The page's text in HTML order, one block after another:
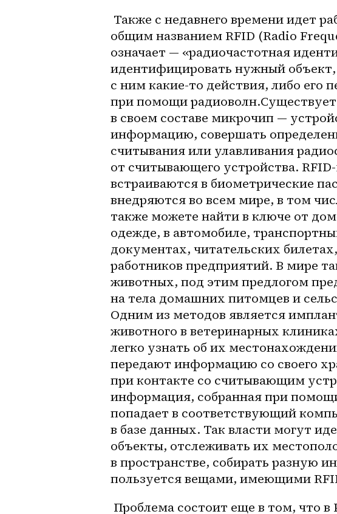
общим названием RFID (Radio
означает — «радиочастотная
идентифицировать нужный объект,
с ним какие-то действия, либо его
при помощи
в своем составе микрочип —
информацию, совершать
считывания или улавливания
от считывающего устройства.
встраиваются в биометрические
внедряются во всем мире, в том
также можете найти в ключе от
одежде, в автомобиле,
документах, читательских
работников предприятий. В мире
животных, под этим предлогом
на тела домашних питомцев и
Одним из методов является
животного в ветеринарных
легко узнать об их
передают информацию со своего
при контакте со считывающим
информация, собранная при
попадает в соответствующий
в базе данных. Так власти могут
объекты, отслеживать их
в пространстве, собирать разную
пользуется вещами, имеющими